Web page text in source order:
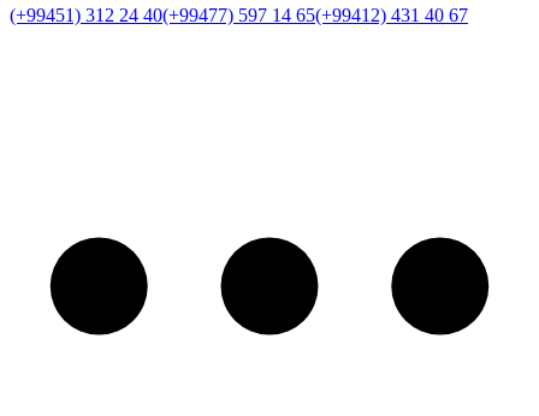
(+99451) 312 24 40(+99477) 597 14 65(+99412) 431 40 67